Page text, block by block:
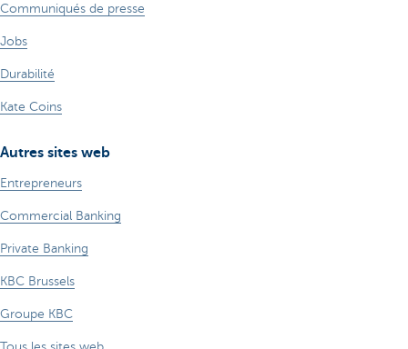
Communiqués de presse
Jobs
Durabilité
Kate Coins
Autres sites web
Entrepreneurs
Commercial Banking
Private Banking
KBC Brussels
Groupe KBC